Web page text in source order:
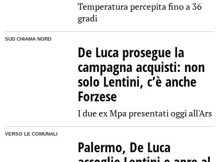
Temperatura percepita fino a 36
gradi
SUD CHIAMA NORD
De Luca prosegue la
campagna acquisti: non
solo Lentini, c’è anche
Forzese
I due ex Mpa presentati oggi all'Ars
VERSO LE COMUNALI
Palermo, De Luca